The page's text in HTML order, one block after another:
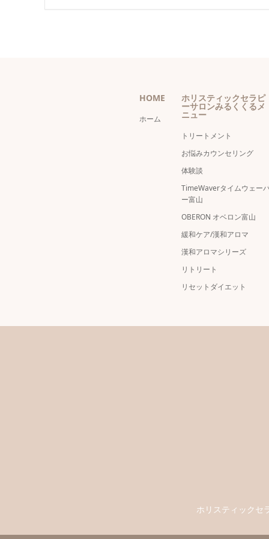
HOME
ホーム
ホリスティックセラピ
ーサロンみるくくるメ
ニュー
トリートメント
お悩みカウンセリング
体験談
TimeWaverタイムウェー
ー富山
OBERON オベロン富山
緩和ケア/漢和アロマ
漢和アロマシリーズ
リトリート
リセットダイエット
ホリスティックセ